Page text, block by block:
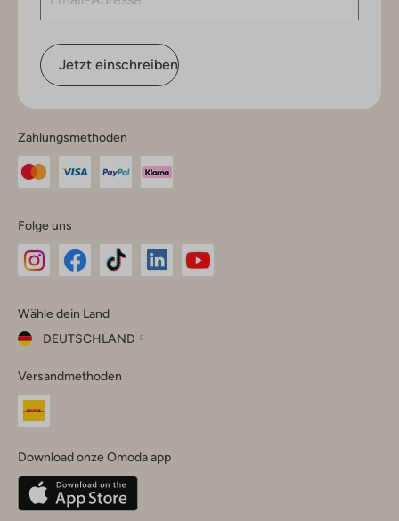
Jetzt einschreiben
Zahlungsmethoden
Folge uns
Instagram
Facebook
TikTok
Wähle dein Land
DEUTSCHLAND
dein
Land
Belgique(Français)
Deutschland
Versandmethoden
Download onze Omoda app